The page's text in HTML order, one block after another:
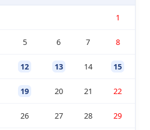
1
5 6 7 8
12 13 14 15
19 20 21 22
26 27 28 29